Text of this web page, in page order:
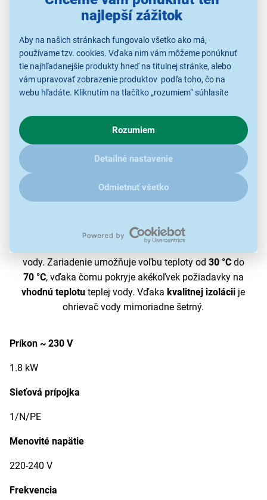
najlepší zážitok
Aby na našich stránkach fungovalo všetko ako má,
používame tzv. cookies. Vďaka nim vám môžeme ponúknuť
tie najhľadanejšie produkty hneď na titulnej stránke, alebo
vám upravovať zobrazenie produktov podľa toho, čo na
webu hľadáte. Kliknutím na tlačítko „rozumiem“ súhlasíte
o chovaní na webe pre zobrazovaní cielených reklám.
V prípade že vás zaujímajú detaily, ako u nás s cookies a
ďalšími údaji pracujeme, kliknitesem.
Rozumiem
Detailné nastavenie
Odmietnuť všetko
komfort vo viacerých oblastiach.
Intuitívna obsluha
Požadovanú teplotu pohodlne nastavíte
na prednej strane nástenného ohrievača
vody. Zariadenie umožňuje voľbu teploty od 30 °Cdo
70 °C, vďaka čomu pokryje akékoľvek požiadavky na
vhodnú teplotu teplej vody. Vďakakvalitnej izolácii je
ohrievač vody mimoriadne šetrný.
Príkon ~ 230 V
1.8 kW
Sieťová prípojka
1/N/PE
Menovité napätie
220-240 V
Frekvencia